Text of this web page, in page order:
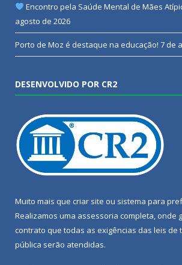
Encontro pela Saúde Mental de Mães
agosto de 2026
Porto de Moz é destaque na educação! 7 de
DESENVOLVIDO POR CR2
Muito mais que criar site ou sistema para
Realizamos uma assessoria completa, onde
contrato que todas as exigências das leis de
pública serão atendidas.